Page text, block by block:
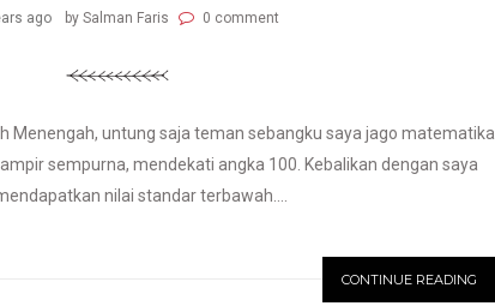
ago by Salman Faris 0 comment
Menengah, untung saja teman sebangku saya jago matematika
sempurna, mendekati angka 100. Kebalikan dengan saya
nilai standar terbawah....
CONTINUE READING